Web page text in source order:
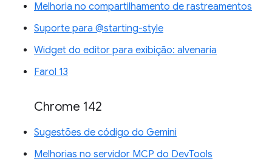
Melhoria no compartilhamento de rastreamentos
Suporte para @starting-style
Widget do editor para exibição: alvenaria
Farol 13
Chrome 142
Sugestões de código do Gemini
Melhorias no servidor MCP do DevTools